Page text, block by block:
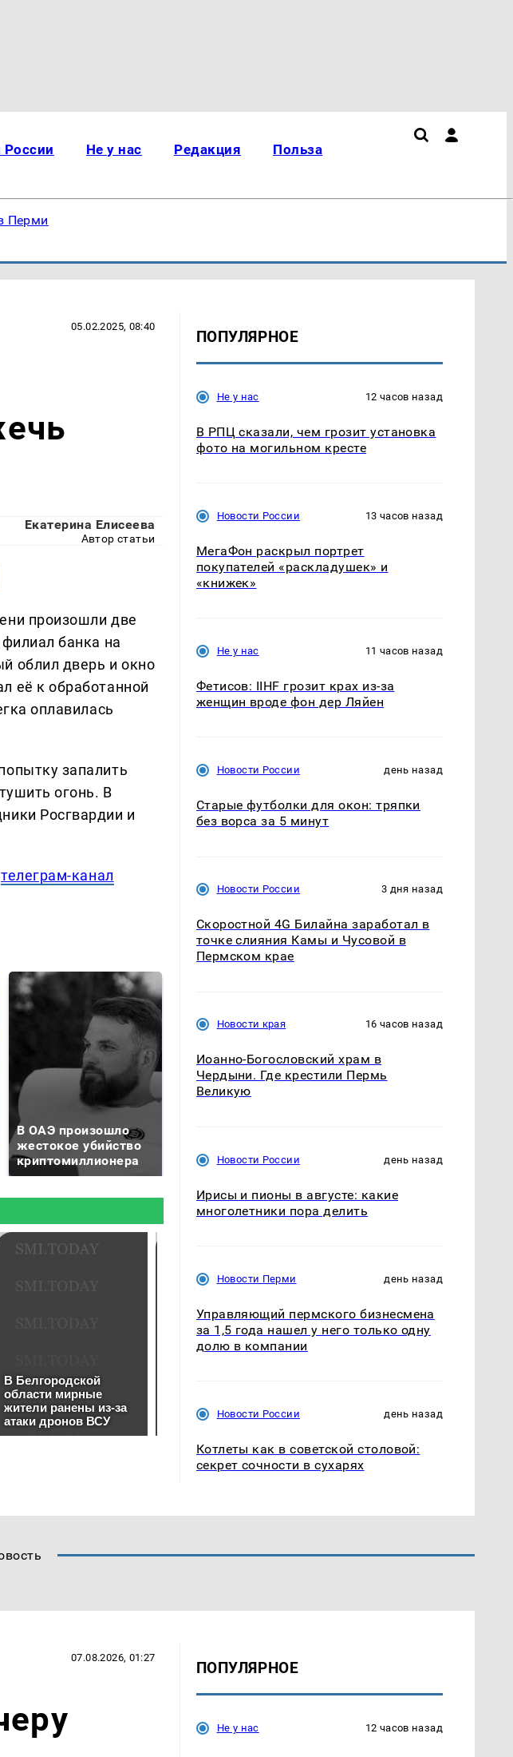
России Не у нас Редакция Польза
Перми
05.02.2025, 08:40
Екатерина Елисеева
Автор статьи
произошли две
банка на
облил дверь и окно
её к обработанной
оплавилась
запалить
огонь. В
Росгвардии и
телеграм-канал
В ОАЭ произошло
жестокое убийство
криптомиллионера
Кавказе: читать здесь
ждать всем нам?
ПОПУЛЯРНОЕ
Не у нас 12 часов назад
В РПЦ сказали, чем грозит установка
фото на могильном кресте
Новости России 13 часов назад
МегаФон раскрыл портрет
покупателей «раскладушек» и
«книжек»
Не у нас 11 часов назад
Фетисов: IIHF грозит крах из-за
женщин вроде фон дер Ляйен
Новости России день назад
Старые футболки для окон: тряпки
без ворса за 5 минут
Новости России 3 дня назад
Скоростной 4G Билайна заработал в
точке слияния Камы и Чусовой в
Пермском крае
Новости края 16 часов назад
Иоанно-Богословский храм в
Чердыни. Где крестили Пермь
Великую
Новости России день назад
Ирисы и пионы в августе: какие
многолетники пора делить
Новости Перми день назад
Управляющий пермского бизнесмена
за 1,5 года нашел у него только одну
долю в компании
Новости России день назад
Котлеты как в советской столовой:
секрет сочности в сухарях
07.08.2026, 01:27
ПОПУЛЯРНОЕ
Не у нас 12 часов назад